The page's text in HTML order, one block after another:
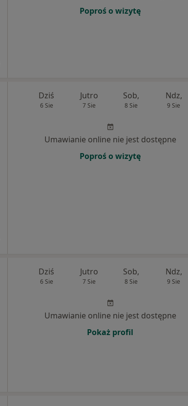
Poproś o wizytę
Dziś
6 Sie
Jutro
7 Sie
Sob,
8 Sie
Ndz,
9 Sie
Umawianie online nie jest dostępne
Poproś o wizytę
Dziś
6 Sie
Jutro
7 Sie
Sob,
8 Sie
Ndz,
9 Sie
Umawianie online nie jest dostępne
Pokaż profil